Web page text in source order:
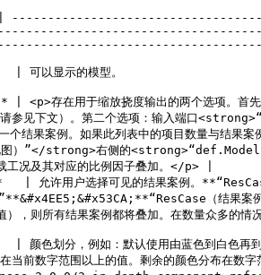
可以显示的模型。
<p>存在用于缩放挠度输出的两个选项。
请参见下文）。第二个选项：输入端口
个结果案例。如果此列表中的项目数量与结果
）”</strong>右侧的<strong>“def.Model”</
况及其对应的比例因子叠加。</p> |
允许用户选择可见的结果案例。
（结果案
，则所有结果案例都将叠加。在数量众多的情
划分，例如：默认使用由蓝色到白色再到红
当前数字范围以上的值。剩余的颜色分布在